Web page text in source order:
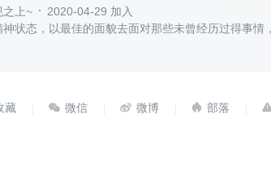
之上~
2020-04-29 加入
状态，以最佳的面貌去面对那些未曾经历过得事情，
  